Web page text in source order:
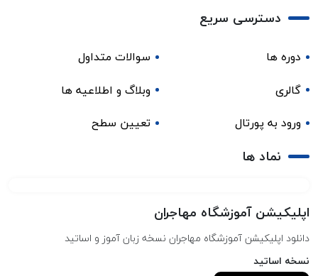
دسترسی سریع
دوره ها
سوالات متداول
گالری
وبلاگ و اطلاعیه ها
ورود به پورتال
تعیین سطح
نماد ها
اپلیکیشن آموزشگاه مهاجران
دانلود اپلیکیشن آموزشگاه مهاجران نسخه زبان آموز و اساتید
نسخه اساتید